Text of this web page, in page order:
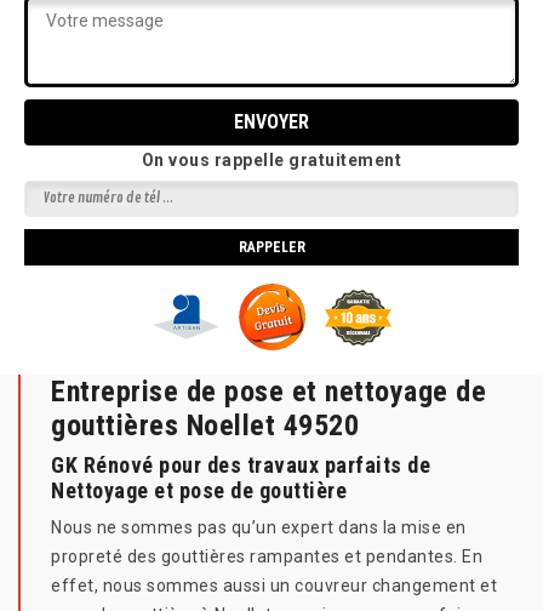
On vous rappelle gratuitement
Entreprise de pose et nettoyage de
gouttières Noellet 49520
GK Rénové pour des travaux parfaits de
Nettoyage et pose de gouttière
Nous ne sommes pas qu’un expert dans la mise en
propreté des gouttières rampantes et pendantes. En
effet, nous sommes aussi un couvreur changement et